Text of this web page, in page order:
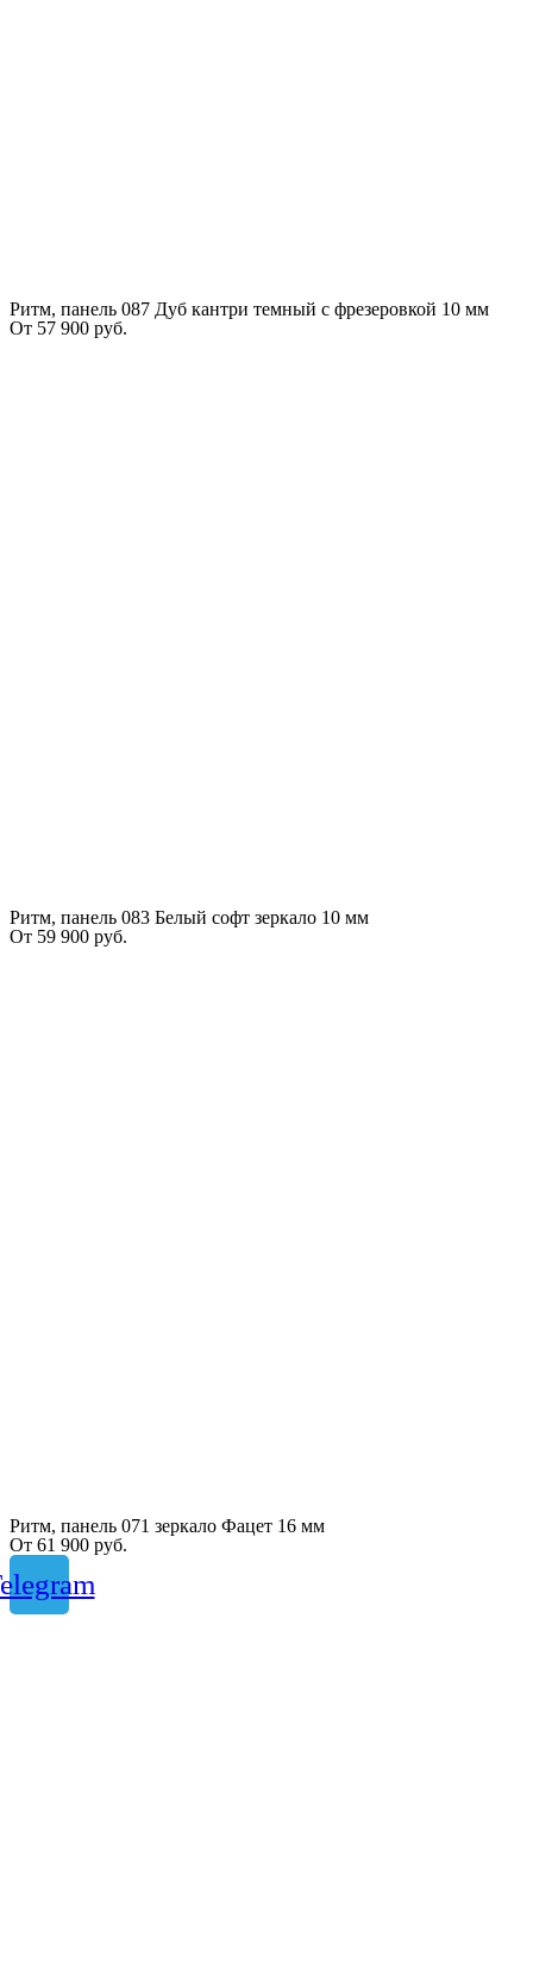
Ритм, панель 087 Дуб кантри темный с фрезеровкой 10 мм
От 57 900 руб.
Ритм, панель 083 Белый софт зеркало 10 мм
От 59 900 руб.
Ритм, панель 071 зеркало Фацет 16 мм
От 61 900 руб.